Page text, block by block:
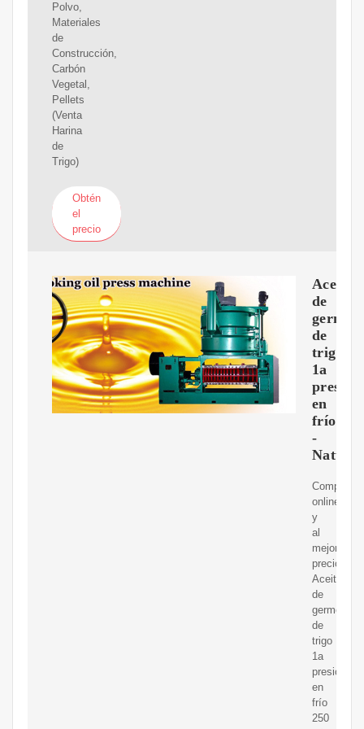
Polvo,
Materiales
de
Construcción,
Carbón
Vegetal,
Pellets
(Venta
Harina
de
Trigo)
Obtén
el
precio
Aceite
de
germen
de
trigo
1a
presión
en
frío
-
Compra
online
y
al
mejor
precio
Aceite
de
germen
de
trigo
1a
presión
en
frío
250